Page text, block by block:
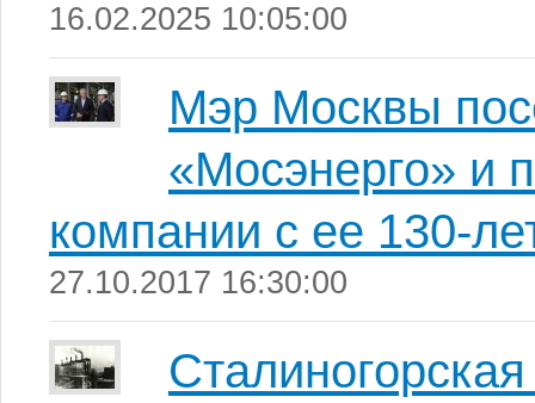
16.02.2025 10:05:00
Мэр Москвы
«Мосэнерго» и
компании с ее 130-
27.10.2017 16:30:00